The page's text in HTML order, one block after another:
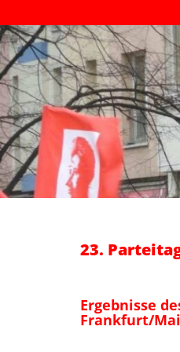
23.
Ergebnisse
Frankfurt/